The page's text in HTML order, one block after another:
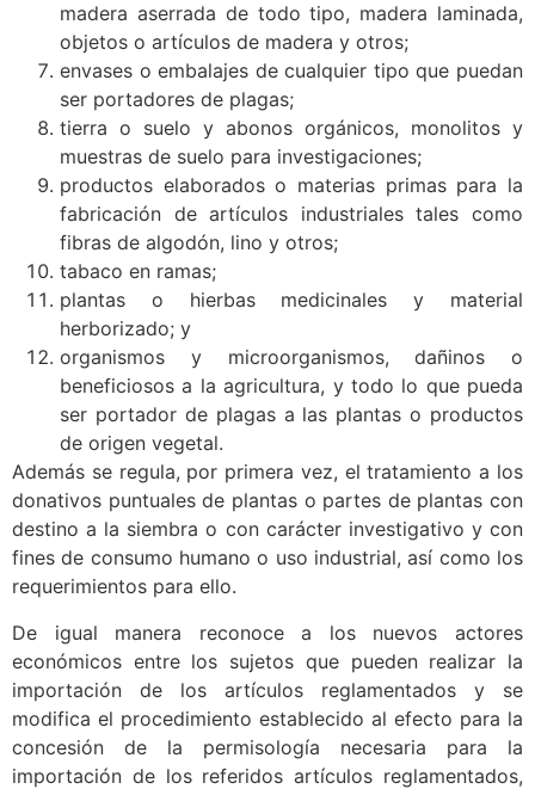
madera aserrada de todo tipo, madera laminada,
objetos o artículos de madera y otros;
envases o embalajes de cualquier tipo que puedan
ser portadores de plagas;
tierra o suelo y abonos orgánicos, monolitos y
muestras de suelo para investigaciones;
productos elaborados o materias primas para la
fabricación de artículos industriales tales como
fibras de algodón, lino y otros;
tabaco en ramas;
plantas o hierbas medicinales y material
herborizado; y
organismos y microorganismos, dañinos o
beneficiosos a la agricultura, y todo lo que pueda
ser portador de plagas a las plantas o productos
de origen vegetal.
Además se regula, por primera vez, el tratamiento a los
donativos puntuales de plantas o partes de plantas con
destino a la siembra o con carácter investigativo y con
fines de consumo humano o uso industrial, así como los
requerimientos para ello.
De igual manera reconoce a los nuevos actores
económicos entre los sujetos que pueden realizar la
importación de los artículos reglamentados y se
modifica el procedimiento establecido al efecto para la
concesión de la permisología necesaria para la
importación de los referidos artículos reglamentados,